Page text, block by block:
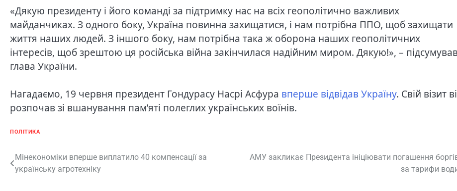
«Дякую президенту і його команді за підтримку нас на всіх геополітично важливих
майданчиках. З одного боку, Україна повинна захищатися, і нам потрібна ППО, щоб захищати
життя наших людей. З іншого боку, нам потрібна така ж оборона наших геополітичних
інтересів, щоб зрештою ця російська війна закінчилася надійним миром. Дякую!», – підсумував
глава України.
Нагадаємо, 19 червня президент Гондурасу Насрі Асфура вперше відвідав Україну. Свій візит
розпочав зі вшанування пам’яті полеглих українських воїнів.
ПОЛІТИКА
Навігація
записів
Мінекономіки вперше виплатило 40 компенсації за
українську агротехніку
АМУ закликає Президента ініціювати погашення
за тарифи